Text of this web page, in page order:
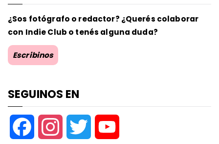
¿Sos fotógrafo o redactor? ¿Querés colaborar
con Indie Club o tenés alguna duda?
Escribinos
SEGUINOS EN